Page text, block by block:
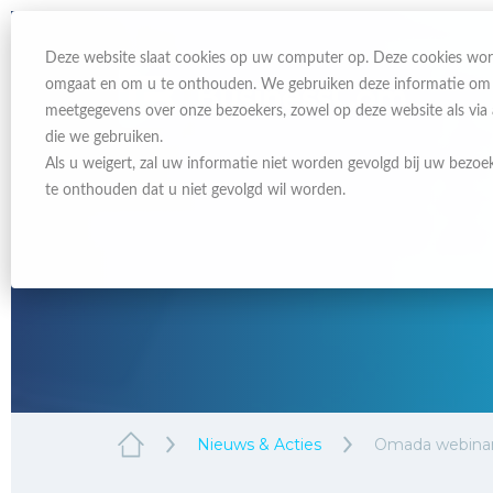
Deze website slaat cookies op uw computer op. Deze cookies
omgaat en om u te onthouden. We gebruiken deze informatie
meetgegevens over onze bezoekers, zowel op deze website als
die we gebruiken.
Als u weigert, zal uw informatie niet worden gevolgd bij uw
te onthouden dat u niet gevolgd wil worden.
Nieuws & Acties Omada